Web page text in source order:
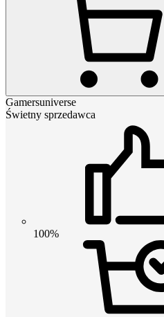
Gamersuniverse
Świetny sprzedawca
100%